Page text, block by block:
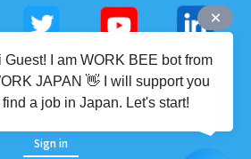
Sign in
Guest! I am WORK BEE bot from
JAPAN 👋 I will support you
find a job in Japan. Let's start!